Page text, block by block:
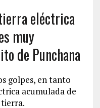
eléctrica
muy
de Punchana
golpes, en tanto
acumulada de